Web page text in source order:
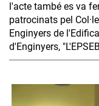
l'acte també es va
patrocinats pel
Enginyers de
d'Enginyers,